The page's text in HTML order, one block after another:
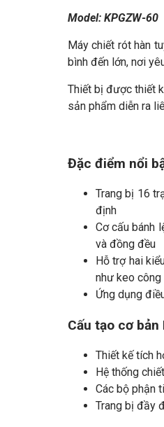
Model: KPGZW-60
Máy chiết rót hàn
bình đến lớn, nơi
Thiết bị được thiết
sản phẩm diễn ra
Đặc điểm nổi
Trang bị 16
định
Cơ cấu bánh
và đồng đều
Hỗ trợ hai
như keo công
Ứng dụng
Cấu tạo cơ
Thiết kế tích
Hệ thống
Các bộ phận
Trang bị đầy